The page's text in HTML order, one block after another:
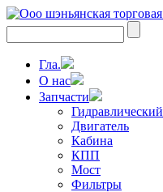
Гла.
О нас
Запчасти
Гидравлический
Двигатель
Кабина
КПП
Мост
Фильтры